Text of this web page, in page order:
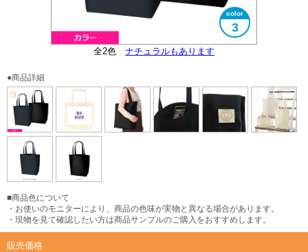
全2色 ナチュラルもあります
3
B4サイズ対応
大きさイメージ
便利な内ポケット付き
オーガニックコットンマーク付き
3サイズ展開の一番大きいサイズです
●商品詳細
■商品色について
・お使いのモニターにより、商品の色味が実物と異なる場合があります。
・現物を見て確認したい方は商品サンプルのご購入をおすすめします。
販売価格